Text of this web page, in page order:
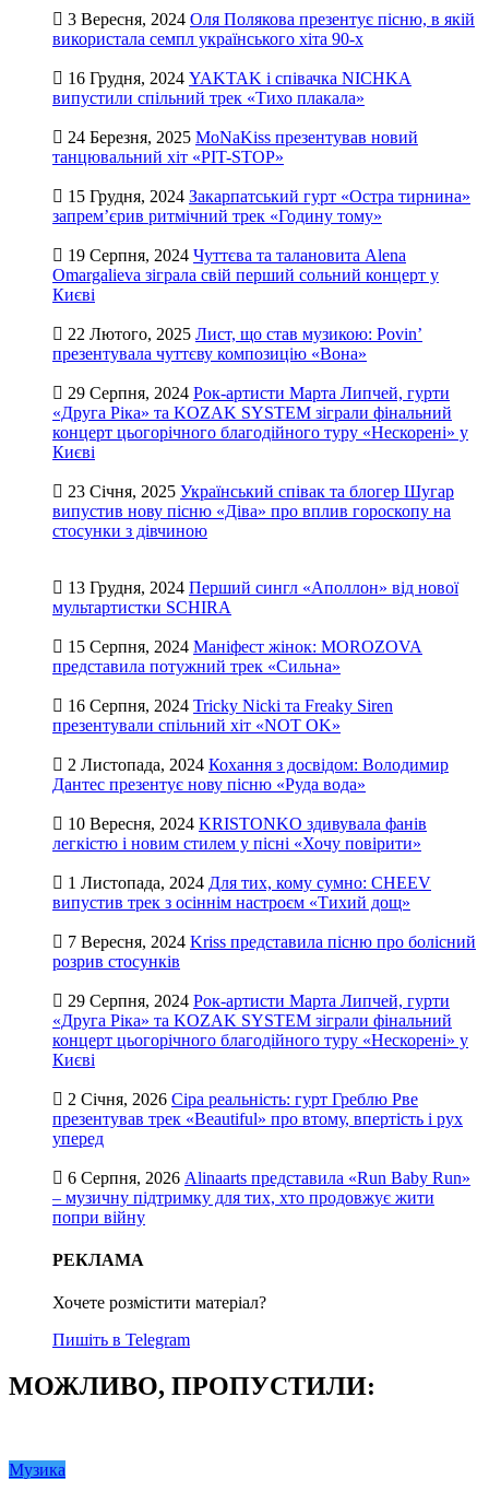
3 Вересня, 2024 Оля Полякова презентує пісню, в якій
використала семпл українського хіта 90-х
16 Грудня, 2024 YAKTAK і співачка NICHKA
випустили спільний трек «Тихо плакала»
24 Березня, 2025 MoNaKiss презентував новий
танцювальний хіт «PIT-STOP»
15 Грудня, 2024 Закарпатський гурт «Остра тирнина»
запрем’єрив ритмічний трек «Годину тому»
19 Серпня, 2024 Чуттєва та талановита Alena
Omargalieva зіграла свій перший сольний концерт у
Києві
22 Лютого, 2025 Лист, що став музикою: Povin’
презентувала чуттєву композицію «Вона»
29 Серпня, 2024 Рок-артисти Марта Липчей, гурти
«Друга Ріка» та KOZAK SYSTEM зіграли фінальний
концерт цьогорічного благодійного туру «Нескорені» у
Києві
23 Січня, 2025 Український співак та блогер Шугар
випустив нову пісню «Діва» про вплив гороскопу на
стосунки з дівчиною
13 Грудня, 2024 Перший сингл «Аполлон» від нової
мультартистки SCHIRA
15 Серпня, 2024 Маніфест жінок: MOROZOVA
представила потужний трек «Сильна»
16 Серпня, 2024 Tricky Nicki та Freaky Siren
презентували спільний хіт «NOT OK»
2 Листопада, 2024 Кохання з досвідом: Володимир
Дантес презентує нову пісню «Руда вода»
10 Вересня, 2024 KRISTONKO здивувала фанів
легкістю і новим стилем у пісні «Хочу повірити»
1 Листопада, 2024 Для тих, кому сумно: CHEEV
випустив трек з осіннім настроєм «Тихий дощ»
7 Вересня, 2024 Kriss представила пісню про болісний
розрив стосунків
29 Серпня, 2024 Рок-артисти Марта Липчей, гурти
«Друга Ріка» та KOZAK SYSTEM зіграли фінальний
концерт цьогорічного благодійного туру «Нескорені» у
Києві
2 Січня, 2026 Сіра реальність: гурт Греблю Рве
презентував трек «Beautiful» про втому, впертість і рух
уперед
6 Серпня, 2026 Alinaarts представила «Run Baby Run»
– музичну підтримку для тих, хто продовжує жити
попри війну
РЕКЛАМА
Хочете розмістити матеріал?
Пишіть в Telegram
МОЖЛИВО, ПРОПУСТИЛИ:
Музика